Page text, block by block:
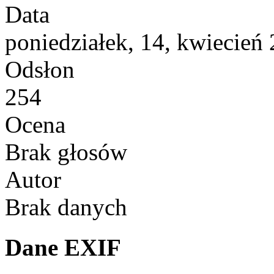
Data
poniedziałek, 14, kwiecień
Odsłon
254
Ocena
Brak głosów
Autor
Brak danych
Dane EXIF